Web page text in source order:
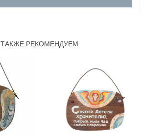
ТАКЖЕ РЕКОМЕНДУЕМ